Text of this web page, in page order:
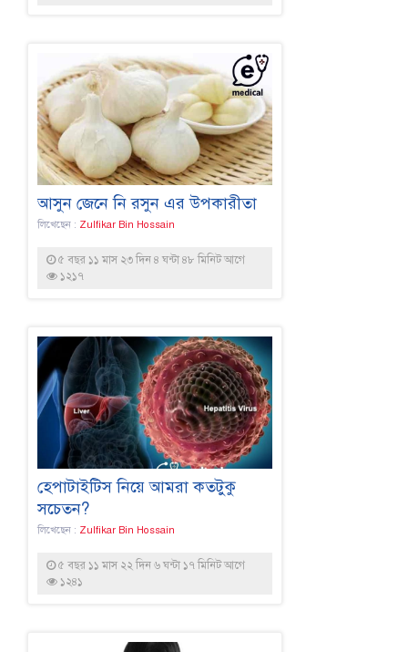
আসুন জেনে নি রসুন এর উপকারীতা
লিখেছেন : Zulfikar Bin Hossain
৫ বছর ১১ মাস ২৩ দিন ৪ ঘন্টা ৪৮ মিনিট আগে
১২১৭
হেপাটাইটিস নিয়ে আমরা কতটুকু
সচেতন?
লিখেছেন : Zulfikar Bin Hossain
৫ বছর ১১ মাস ২২ দিন ৬ ঘন্টা ১৭ মিনিট আগে
১২৪১